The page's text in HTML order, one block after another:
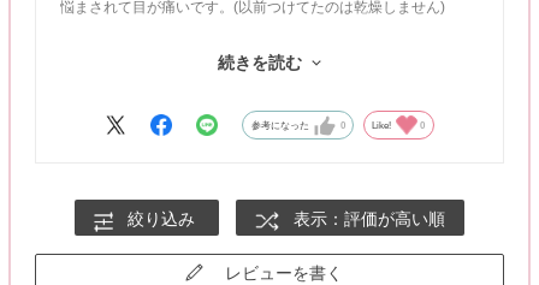
悩まされて目が痛いです。(以前つけてたのは乾燥しません)
１つずつ開封してしまったので返品は難しいかもしれませんが、
続きを読む
参考になった 0 Like! 0
絞り込み 表示：評価が高い順
レビューを書く